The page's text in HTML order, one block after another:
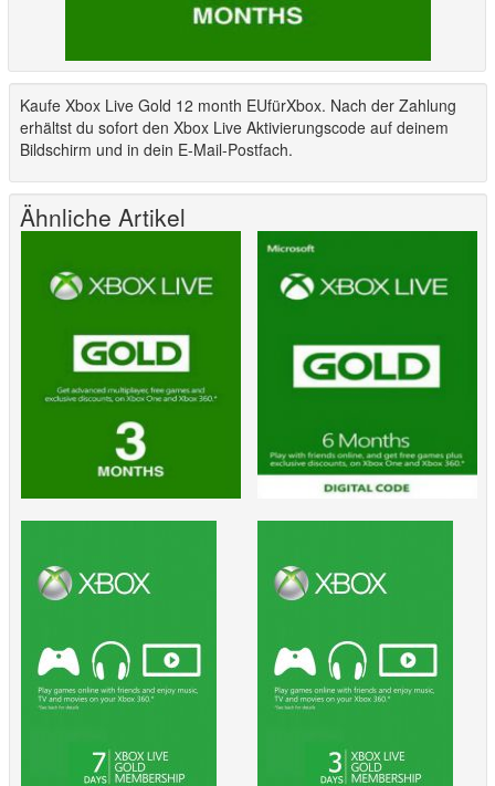
Kaufe Xbox Live Gold 12 month EUfürXbox. Nach der Zahlung
erhältst du sofort den Xbox Live Aktivierungscode auf deinem
Bildschirm und in dein E-Mail-Postfach.
Ähnliche Artikel